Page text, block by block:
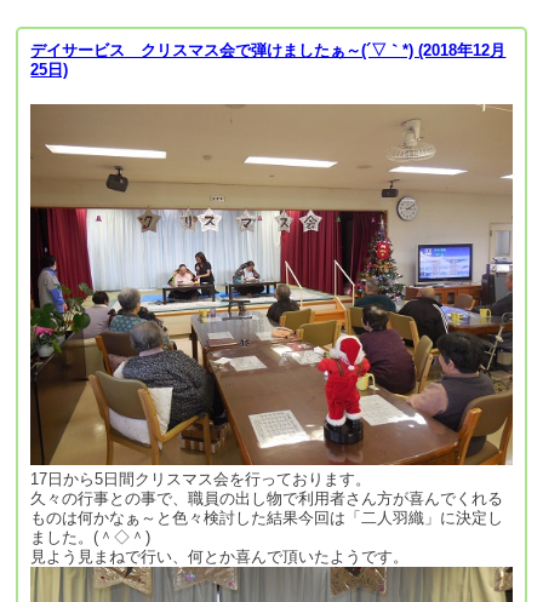
デイサービス クリスマス会で弾けましたぁ～(´▽｀*) (2018年12月
25日)
17日から5日間クリスマス会を行っております。
久々の行事との事で、職員の出し物で利用者さん方が喜んでくれる
ものは何かなぁ～と色々検討した結果今回は「二人羽織」に決定し
ました。(＾◇＾)
見よう見まねで行い、何とか喜んで頂いたようです。